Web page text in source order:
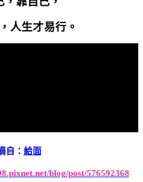
人生才易行。
自： 給面
blog/post/576592368